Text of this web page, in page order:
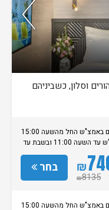
וסלון, כשביניהם
מחיר מיוחד למזמינים באתר - קבלת חדרים באמצ"ש החל מהשעה 15:00
ובשבת החל מצאת השבת עזיבת החדרים באמצ"ש עד השעה 11:00 ובשבת עד
השעה 14:00. עזיבה במוצ"ש הינה בתוספת 250 ש"ח לחדר. שימו לב, בשבתות
ובחגים יהודיים אפשר לבצע צ’ק-אין אחרי 20:00. לתשומת ליבכם: הכניסה
נוספים יחולו על הזמנה
בחר ₪
₪8135
מחיר מיוחד למזמינים באתר - קבלת חדרים באמצ"ש החל מהשעה 15:00